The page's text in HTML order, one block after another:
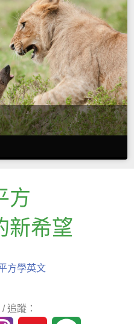
方
新希望
方學英文
追蹤：